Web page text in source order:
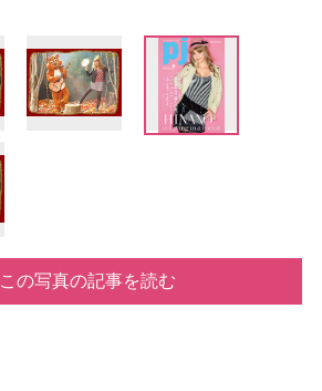
この写真の記事を読む